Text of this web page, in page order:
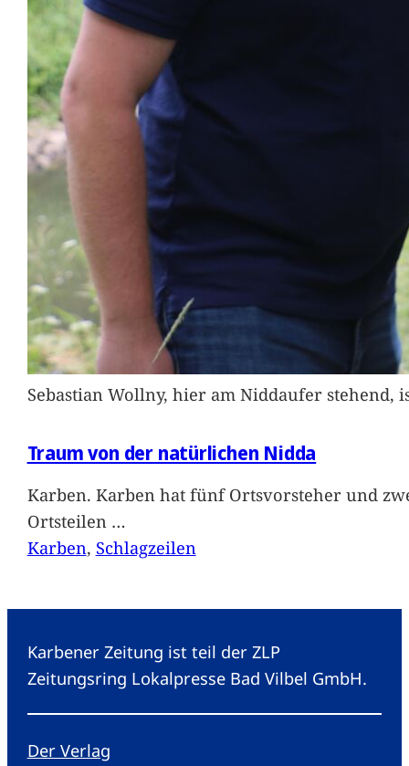
Sebastian Wollny, hier am Niddaufer
Traum von der natürlichen Nidda
Karben. Karben hat fünf Ortsvorsteher und
Ortsteilen …
Karben, Schlagzeilen
Karbener Zeitung ist teil der ZLP
Zeitungsring Lokalpresse Bad Vilbel GmbH.
Der Verlag